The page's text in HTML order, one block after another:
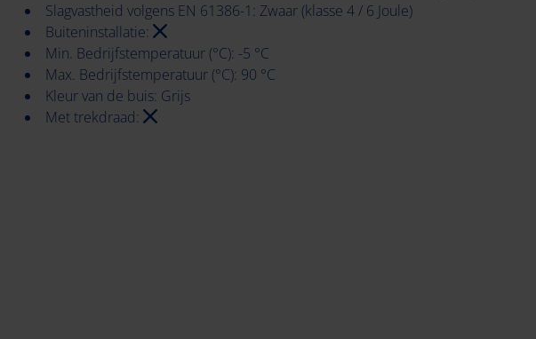
Slagvastheid volgens EN 61386-1: Zwaar (klasse 4 / 6 Joule)
Buiteninstallatie:
Min. Bedrijfstemperatuur (°C): -5 °C
Max. Bedrijfstemperatuur (°C): 90 °C
Kleur van de buis: Grijs
Met trekdraad: